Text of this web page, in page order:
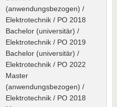
(anwendungsbezogen) /
Elektrotechnik / PO 2018
Bachelor (universitär) /
Elektrotechnik / PO 2019
Bachelor (universitär) /
Elektrotechnik / PO 2022
Master
(anwendungsbezogen) /
Elektrotechnik / PO 2018